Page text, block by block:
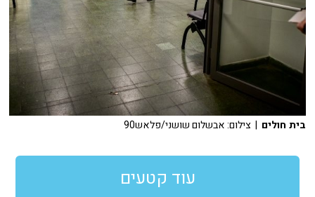
בית חולים | צילום: אבשלום שושני/פלאש90
עוד קטעים